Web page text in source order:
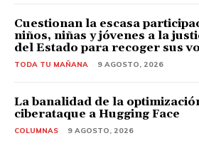
Cuestionan la escasa
niños, niñas y jóvenes a la
del Estado para recoger sus
TODA TU MAÑANA 9 AGOSTO, 2026
La banalidad de la
ciberataque a Hugging Face
COLUMNAS 9 AGOSTO, 2026